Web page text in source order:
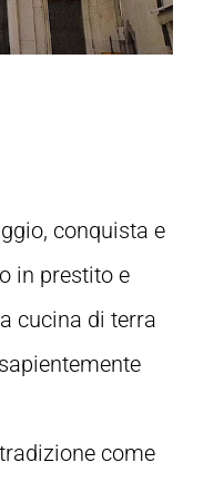
conquista e
in prestito e
cucina di terra
come